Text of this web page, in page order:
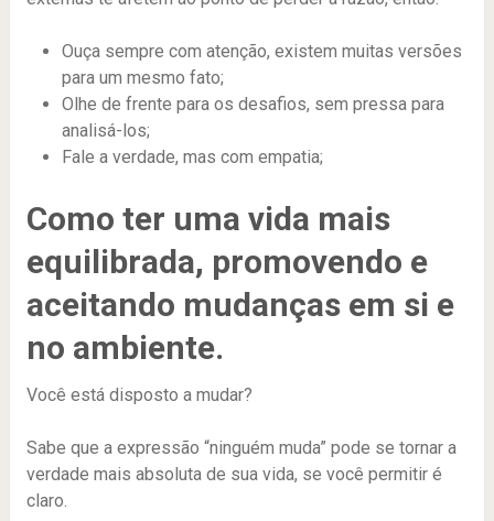
Ouça sempre com atenção, existem muitas versões
para um mesmo fato;
Olhe de frente para os desafios, sem pressa para
analisá-los;
Fale a verdade, mas com empatia;
Como ter uma vida mais
equilibrada, promovendo e
aceitando mudanças em si e
no ambiente.
Você está disposto a mudar?
Sabe que a expressão “ninguém muda” pode se tornar a
verdade mais absoluta de sua vida, se você permitir é
claro.